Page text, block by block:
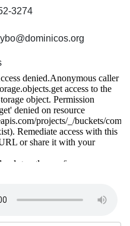
3274